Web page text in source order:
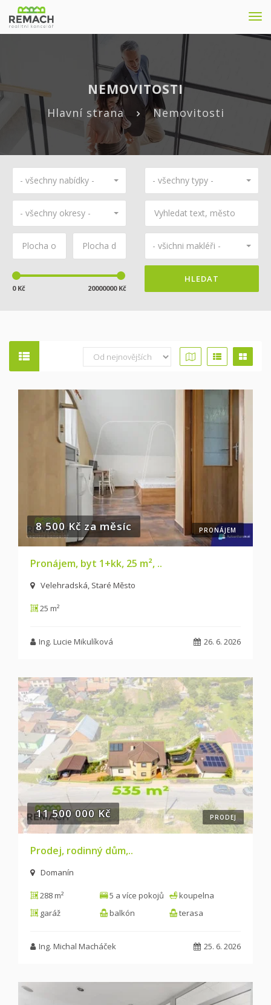
NEMOVITOSTI
Hlavní strana Nemovitosti
- všechny nabídky - - všechny typy -
- všechny okresy -
- všichni makléři -
0 Kč 20000000 Kč
HLEDAT
PRONÁJEM
8 500 Kč za měsíc
Pronájem, byt 1+kk, 25 m², ..
Velehradská, Staré Město
25 m²
Ing. Lucie Mikulíková 26. 6. 2026
PRODEJ
11 500 000 Kč
Prodej, rodinný dům,..
Domanín
288 m² 5 a více pokojů
koupelna
garáž
balkón terasa
Ing. Michal Macháček 25. 6. 2026